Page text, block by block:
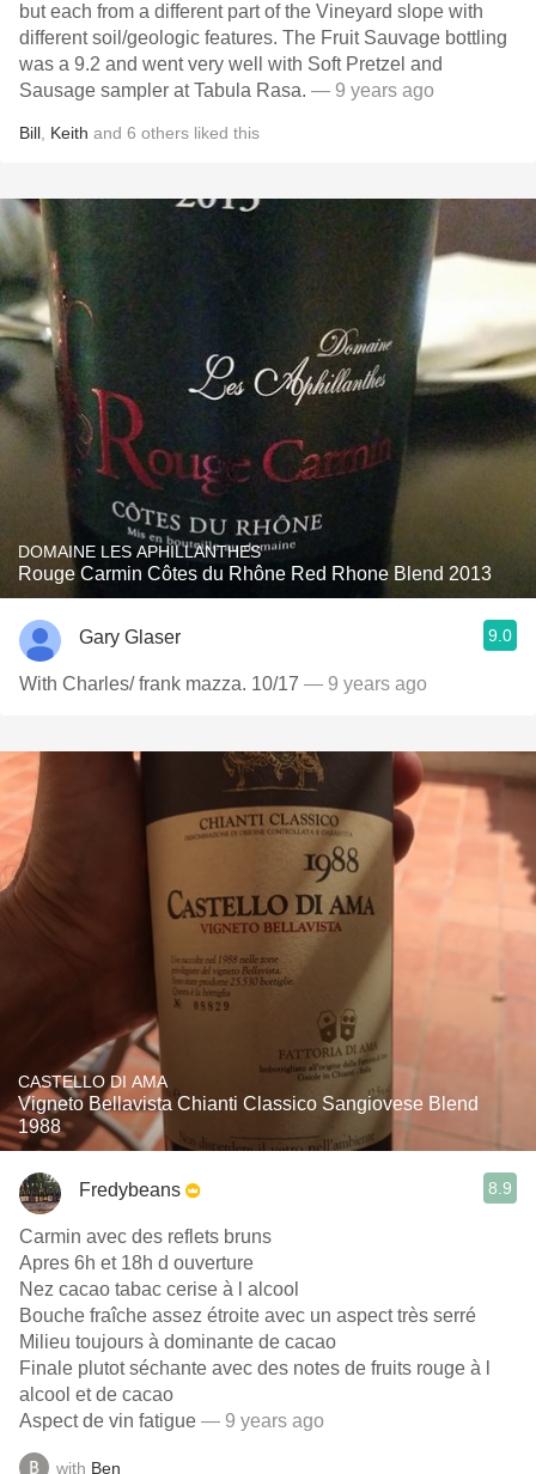
but each from a different part of the Vineyard slope with
different soil/geologic features. The Fruit Sauvage bottling
was a 9.2 and went very well with Soft Pretzel and
Sausage sampler at Tabula Rasa. — 9 years ago
Bill Keith and 6 others liked this
DOMAINE LES APHILLANTHES
Rouge Carmin Côtes du Rhône Red Rhone Blend 2013
Gary Glaser 9.0
With Charles/ frank mazza. 10/17 — 9 years ago
CASTELLO DI AMA
Vigneto Bellavista Chianti Classico Sangiovese Blend
1988
Fredybeans 8.9
Carmin avec des reflets bruns
Apres 6h et 18h d ouverture
Nez cacao tabac cerise à l alcool
Bouche fraîche assez étroite avec un aspect très serré
Milieu toujours à dominante de cacao
Finale plutot séchante avec des notes de fruits rouge à l
alcool et de cacao
Aspect de vin fatigue — 9 years ago
with Ben